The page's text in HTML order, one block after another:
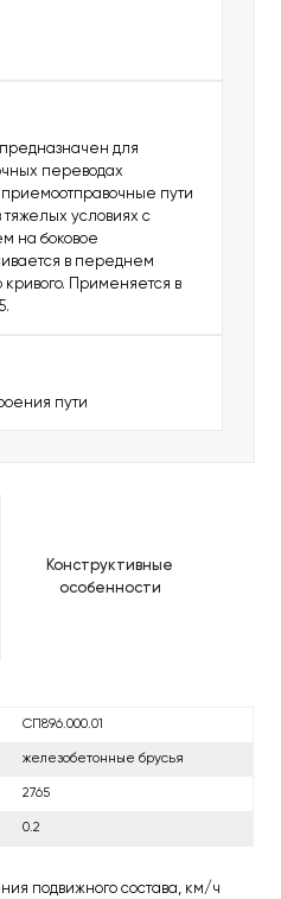
для
переводах
пути
условиях с
на боковое
в переднем
Применяется в
пути
Конструктивные
особенности
СП896.000.01
железобетонные брусья
2765
0.2
подвижного состава, км/ч